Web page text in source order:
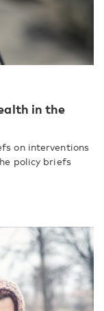
in the
on interventions
policy briefs